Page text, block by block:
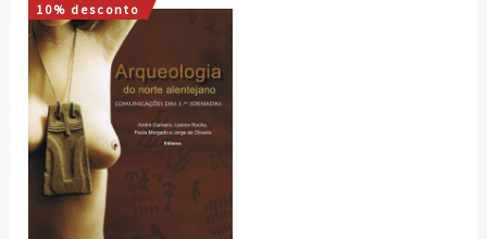
10% desconto
O
preço
original
25,00 €.
O
é:
22,50 €.